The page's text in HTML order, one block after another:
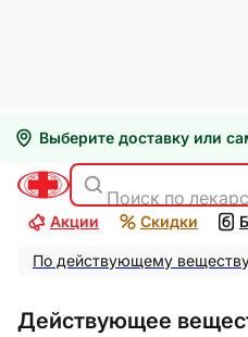
Выберите доставку или
Поиск по
Акции Скидки
По действующему
Действующее